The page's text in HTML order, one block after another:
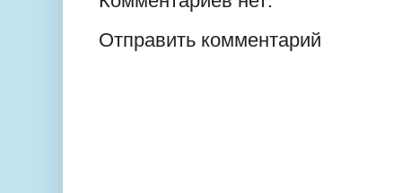
Отправить комментарий